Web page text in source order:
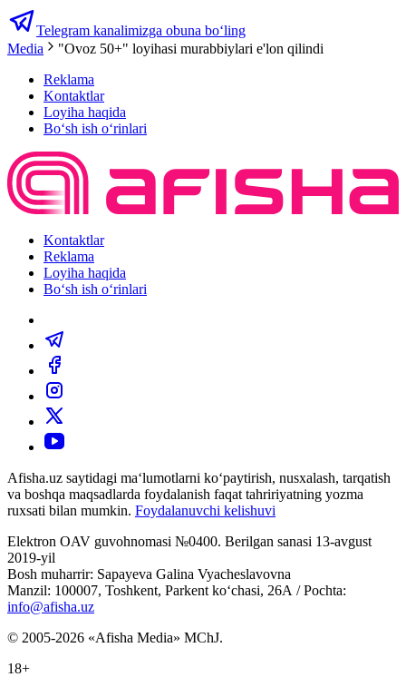
Telegram kanalimizga obuna bo‘ling
Media
"Ovoz 50+" loyihasi murabbiylari e'lon qilindi
Reklama
Kontaktlar
Loyiha haqida
Bo‘sh ish o‘rinlari
Kontaktlar
Reklama
Loyiha haqida
Bo‘sh ish o‘rinlari
Afisha.uz saytidagi ma‘lumotlarni ko‘paytirish, nusxalash, tarqatish
va boshqa maqsadlarda foydalanish faqat tahririyatning yozma
ruxsati bilan mumkin. Foydalanuvchi kelishuvi
Elektron OAV guvohnomasi №0400. Berilgan sanasi 13-avgust
2019-yil
Bosh muharrir: Sapayeva Galina Vyacheslavovna
Manzil: 100007, Toshkent, Parkent ko‘chasi, 26А / Pochta:
info@afisha.uz
© 2005-2026 «Afisha Media» MChJ.
18+